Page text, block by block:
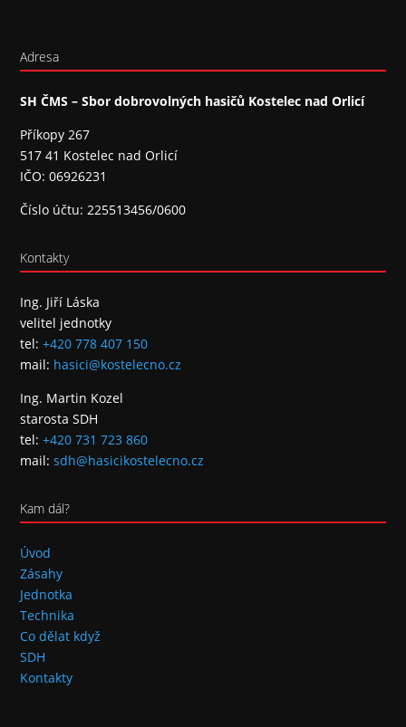
Adresa
SH ČMS – Sbor dobrovolných hasičů Kostelec nad Orlicí
Příkopy 267
517 41 Kostelec nad Orlicí
IČO: 06926231
Číslo účtu: 225513456/0600
Kontakty
Ing. Jiří Láska
velitel jednotky
tel:+420 778 407 150
mail: hasici@kostelecno.cz
Ing. Martin Kozel
starosta SDH
tel:+420 731 723 860
mail:sdh@hasicikostelecno.cz
Kam dál?
Úvod
Zásahy
Jednotka
Technika
Co dělat když
SDH
Kontakty